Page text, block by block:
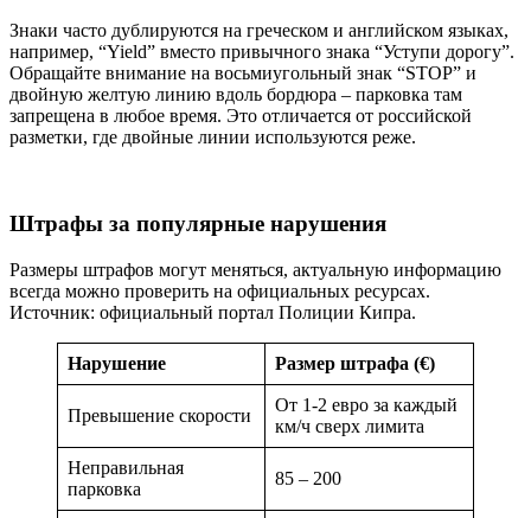
Знаки часто дублируются на греческом и английском языках,
например, “Yield” вместо привычного знака “Уступи дорогу”.
Обращайте внимание на восьмиугольный знак “STOP” и
двойную желтую линию вдоль бордюра – парковка там
запрещена в любое время. Это отличается от российской
разметки, где двойные линии используются реже.
Штрафы за популярные нарушения
Размеры штрафов могут меняться, актуальную информацию
всегда можно проверить на официальных ресурсах.
Источник: официальный портал Полиции Кипра.
Нарушение Размер штрафа (€)
Превышение скорости
От 1-2 евро за каждый
км/ч сверх лимита
Неправильная
парковка
85 – 200